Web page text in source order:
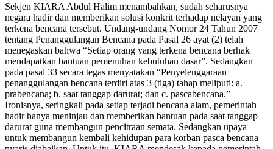
Sekjen KIARA Abdul Halim menambahkan, sudah seharusnya
negara hadir dan memberikan solusi konkrit terhadap nelayan yang
terkena bencana tersebut. Undang-undang Nomor 24 Tahun 2007
tentang Penanggulangan Bencana pada Pasal 26 ayat (2) telah
menegaskan bahwa “Setiap orang yang terkena bencana berhak
mendapatkan bantuan pemenuhan kebutuhan dasar”. Sedangkan
pada pasal 33 secara tegas menyatakan “Penyelenggaraan
penanggulangan bencana terdiri atas 3 (tiga) tahap meliputi: a.
prabencana; b. saat tanggap darurat; dan c. pascabencana.”
Ironisnya, seringkali pada setiap terjadi bencana alam, pemerintah
hadir hanya meninjau dan memberikan bantuan pada saat tanggap
darurat guna membangun pencitraan semata. Sedangkan upaya
untuk membangun kembali kehidupan para korban pasca bencana